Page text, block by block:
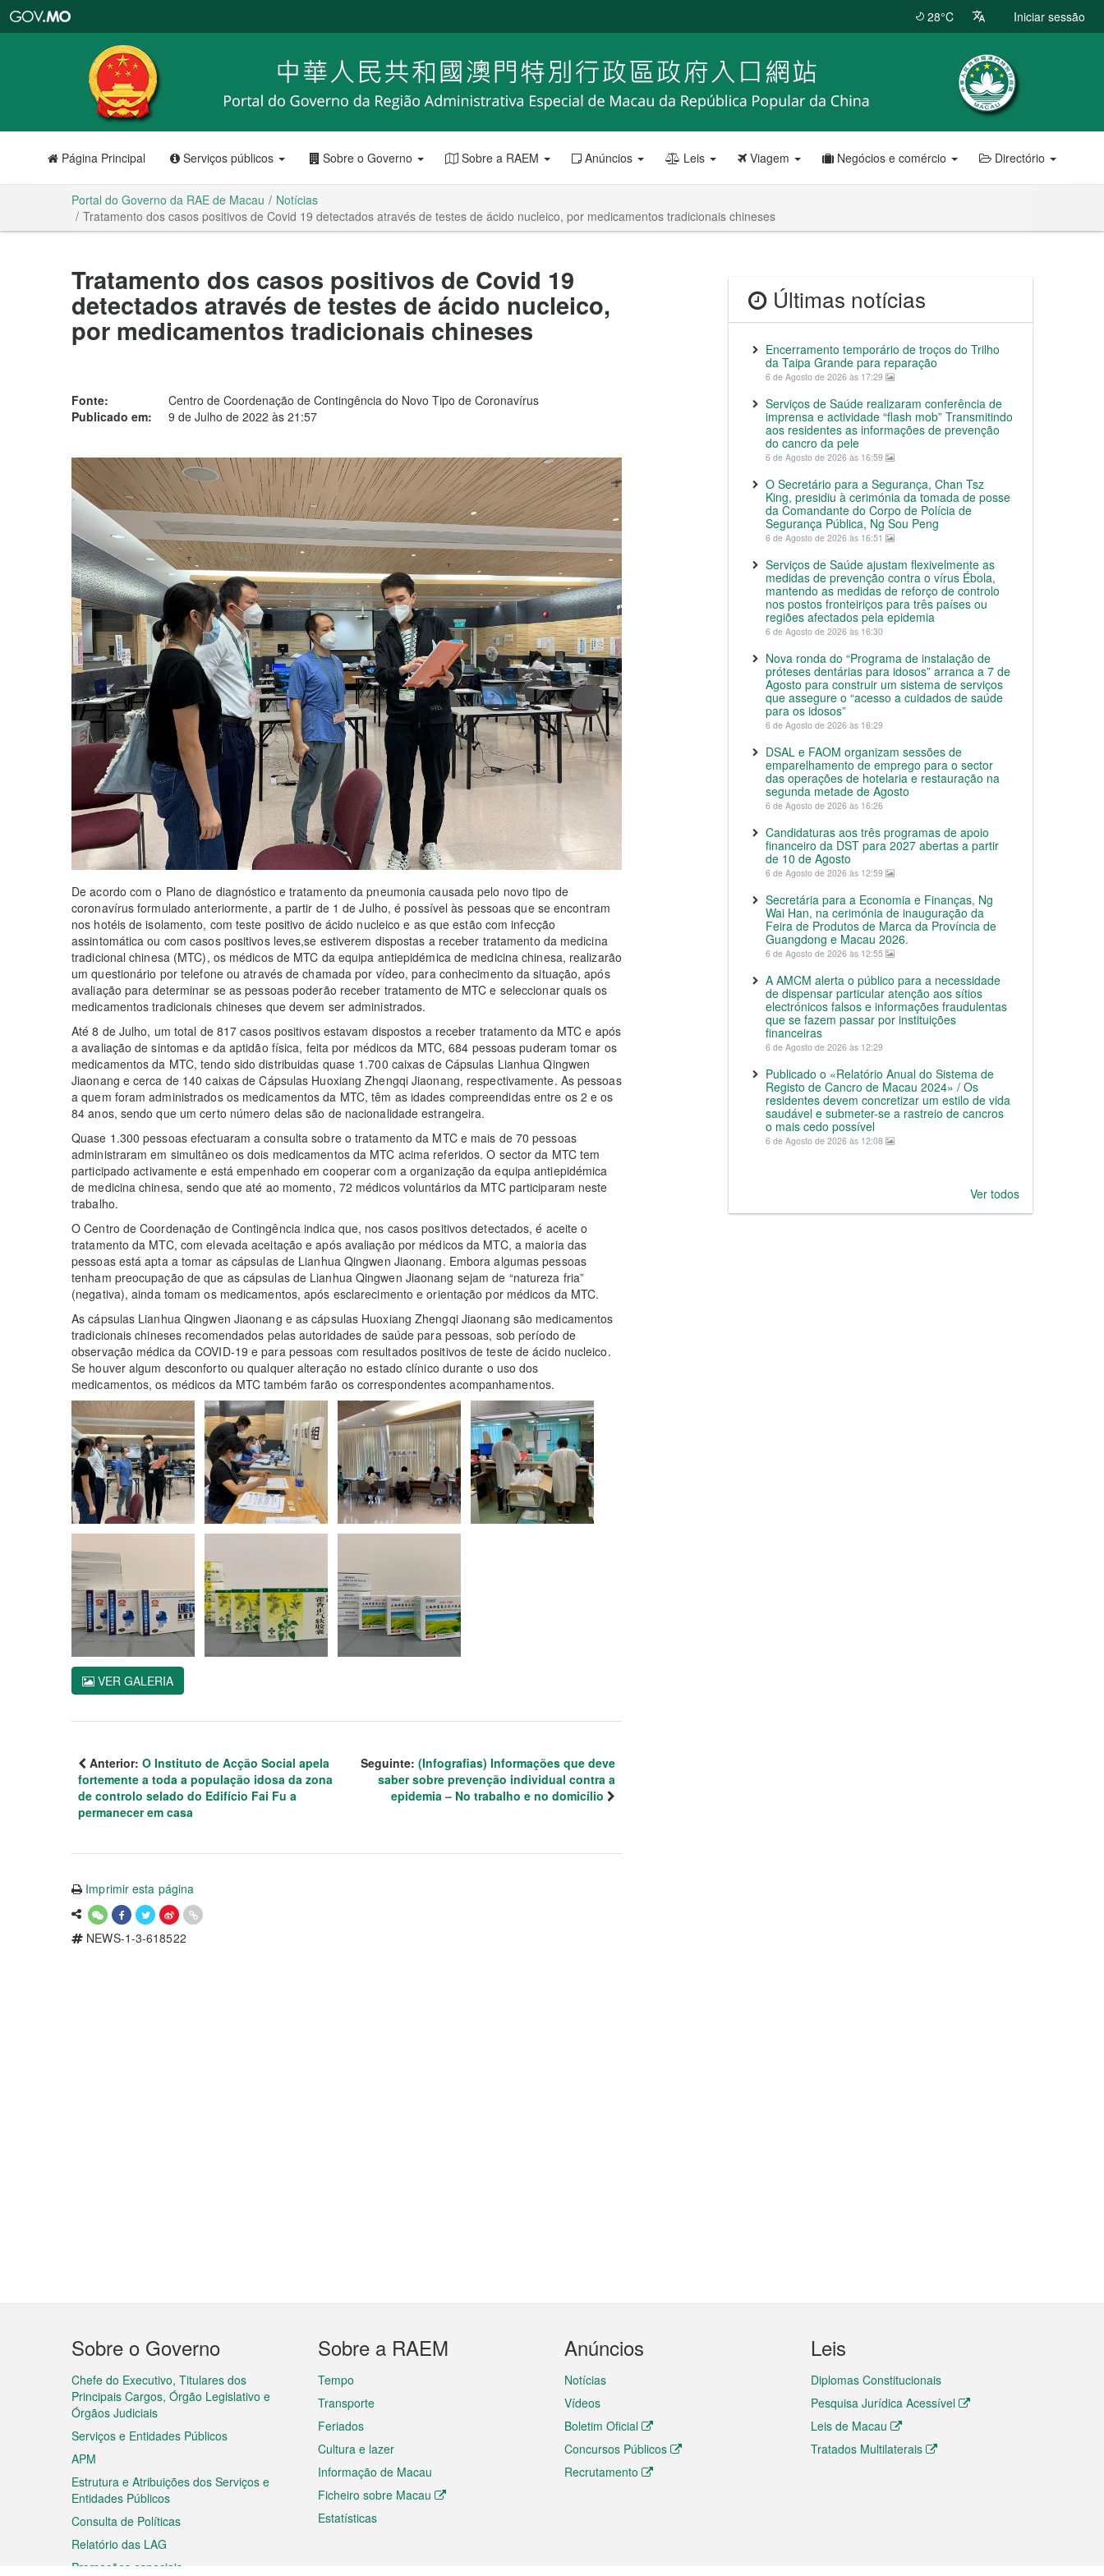
RAE
de
Macau
28°C Iniciar sessão
Página Principal Serviços públicos Sobre o Governo Sobre a RAEM Anúncios Leis Viagem Negócios e comércio Directório
Portal do Governo da RAE de Macau
Notícias
Tratamento dos casos positivos de Covid 19 detectados através de testes de ácido nucleico, por medicamentos tradicionais chineses
Tratamento dos casos positivos de Covid 19
detectados através de testes de ácido nucleico,
por medicamentos tradicionais chineses
Fonte:
Centro de Coordenação de Contingência do Novo Tipo de Coronavírus
Publicado em:
9 de Julho de 2022 às 21:57
De acordo com o Plano de diagnóstico e tratamento da pneumonia causada pelo novo tipo de
coronavírus formulado anteriormente, a partir de 1 de Julho, é possível às pessoas que se encontram
nos hotéis de isolamento, com teste positivo de ácido nucleico e as que estão com infecção
assintomática ou com casos positivos leves,se estiverem dispostas a receber tratamento da medicina
tradicional chinesa (MTC), os médicos de MTC da equipa antiepidémica de medicina chinesa, realizarão
um questionário por telefone ou através de chamada por vídeo, para conhecimento da situação, após
avaliação para determinar se as pessoas poderão receber tratamento de MTC e seleccionar quais os
medicamentos tradicionais chineses que devem ser administrados.
Até 8 de Julho, um total de 817 casos positivos estavam dispostos a receber tratamento da MTC e após
a avaliação de sintomas e da aptidão física, feita por médicos da MTC, 684 pessoas puderam tomar os
medicamentos da MTC, tendo sido distribuidas quase 1.700 caixas de Cápsulas Lianhua Qingwen
Jiaonang e cerca de 140 caixas de Cápsulas Huoxiang Zhengqi Jiaonang, respectivamente. As pessoas
a quem foram administrados os medicamentos da MTC, têm as idades compreendidas entre os 2 e os
84 anos, sendo que um certo número delas são de nacionalidade estrangeira.
Quase 1.300 pessoas efectuaram a consulta sobre o tratamento da MTC e mais de 70 pessoas
administraram em simultâneo os dois medicamentos da MTC acima referidos. O sector da MTC tem
participado activamente e está empenhado em cooperar com a organização da equipa antiepidémica
de medicina chinesa, sendo que até ao momento, 72 médicos voluntários da MTC participaram neste
trabalho.
O Centro de Coordenação de Contingência indica que, nos casos positivos detectados, é aceite o
tratamento da MTC, com elevada aceitação e após avaliação por médicos da MTC, a maioria das
pessoas está apta a tomar as cápsulas de Lianhua Qingwen Jiaonang. Embora algumas pessoas
tenham preocupação de que as cápsulas de Lianhua Qingwen Jiaonang sejam de “natureza fria”
(negativa), ainda tomam os medicamentos, após esclarecimento e orientação por médicos da MTC.
As cápsulas Lianhua Qingwen Jiaonang e as cápsulas Huoxiang Zhengqi Jiaonang são medicamentos
tradicionais chineses recomendados pelas autoridades de saúde para pessoas, sob período de
observação médica da COVID-19 e para pessoas com resultados positivos de teste de ácido nucleico.
Se houver algum desconforto ou qualquer alteração no estado clínico durante o uso dos
medicamentos, os médicos da MTC também farão os correspondentes acompanhamentos.
VER GALERIA
Anterior: O Instituto de Acção Social apela
fortemente a toda a população idosa da zona
de controlo selado do Edifício Fai Fu a
permanecer em casa
Seguinte: (Infografias) Informações que deve
saber sobre prevenção individual contra a
epidemia – No trabalho e no domicílio
Imprimir esta página
NEWS-1-3-618522
Últimas notícias
Encerramento temporário de troços do Trilho
da Taipa Grande para reparação
6 de Agosto de 2026 às 17:29
Serviços de Saúde realizaram conferência de
imprensa e actividade “flash mob” Transmitindo
aos residentes as informações de prevenção
do cancro da pele
6 de Agosto de 2026 às 16:59
O Secretário para a Segurança, Chan Tsz
King, presidiu à cerimónia da tomada de posse
da Comandante do Corpo de Polícia de
Segurança Pública, Ng Sou Peng
6 de Agosto de 2026 às 16:51
Serviços de Saúde ajustam flexivelmente as
medidas de prevenção contra o vírus Ébola,
mantendo as medidas de reforço de controlo
nos postos fronteiriços para três países ou
regiões afectados pela epidemia
6 de Agosto de 2026 às 16:30
Nova ronda do “Programa de instalação de
próteses dentárias para idosos” arranca a 7 de
Agosto para construir um sistema de serviços
que assegure o “acesso a cuidados de saúde
para os idosos”
6 de Agosto de 2026 às 16:29
DSAL e FAOM organizam sessões de
emparelhamento de emprego para o sector
das operações de hotelaria e restauração na
segunda metade de Agosto
6 de Agosto de 2026 às 16:26
Candidaturas aos três programas de apoio
financeiro da DST para 2027 abertas a partir
de 10 de Agosto
6 de Agosto de 2026 às 12:59
Secretária para a Economia e Finanças, Ng
Wai Han, na cerimónia de inauguração da
Feira de Produtos de Marca da Província de
Guangdong e Macau 2026.
6 de Agosto de 2026 às 12:55
A AMCM alerta o público para a necessidade
de dispensar particular atenção aos sítios
electrónicos falsos e informações fraudulentas
que se fazem passar por instituições
financeiras
6 de Agosto de 2026 às 12:29
Publicado o «Relatório Anual do Sistema de
Registo de Cancro de Macau 2024» / Os
residentes devem concretizar um estilo de vida
saudável e submeter-se a rastreio de cancros
o mais cedo possível
6 de Agosto de 2026 às 12:08
Ver todos
Menu
do
rodapé
Sobre o Governo
Chefe do Executivo, Titulares dos
Principais Cargos, Órgão Legislativo e
Órgãos Judiciais
Serviços e Entidades Públicos
APM
Estrutura e Atribuições dos Serviços e
Entidades Públicos
Consulta de Políticas
Relatório das LAG
Promoções especiais
Sobre a RAEM
Tempo
Transporte
Feriados
Cultura e lazer
Informação de Macau
Ficheiro sobre Macau
Estatísticas
Anúncios
Notícias
Vídeos
Boletim Oficial
Concursos Públicos
Recrutamento
Leis
Diplomas Constitucionais
Pesquisa Jurídica Acessível
Leis de Macau
Tratados Multilaterais